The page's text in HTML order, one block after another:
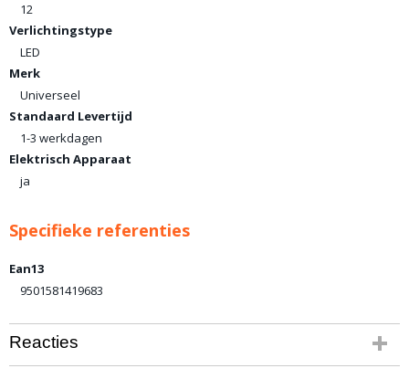
12
Verlichtingstype
LED
Merk
Universeel
Standaard Levertijd
1-3 werkdagen
Elektrisch Apparaat
ja
Specifieke referenties
Ean13
9501581419683
Reacties